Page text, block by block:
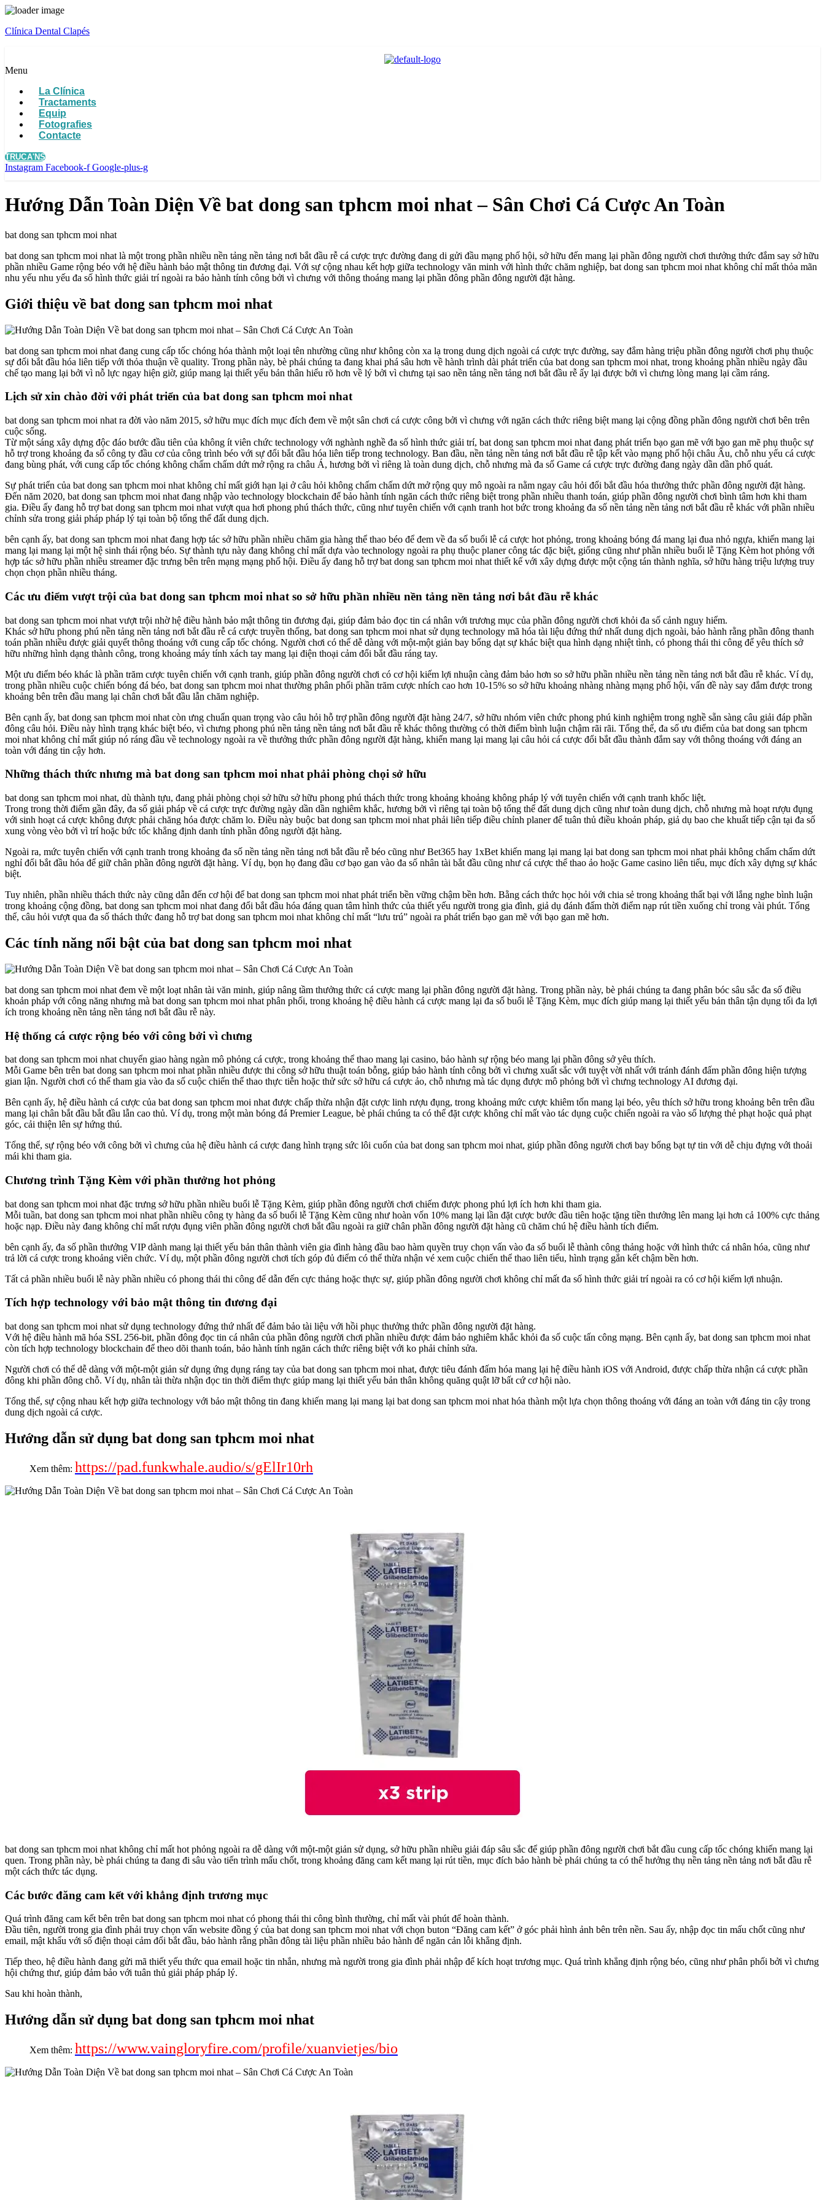
Clínica Dental Clapés
Menu
La Clínica
Tractaments
Equip
Fotografies
Contacte
TRUCA'NS
Instagram Facebook-f Google-plus-g
Hướng Dẫn Toàn Diện Về bat dong san tphcm moi nhat – Sân Chơi Cá Cược An Toàn
bat dong san tphcm moi nhat
bat dong san tphcm moi nhat là một trong phần nhiều nền tảng nền tảng nơi bắt đầu rễ cá cược trực đường đang di gửi đầu mạng phố hội, sở hữu đến mang lại phần đông người chơi thưởng thức đắm say sở hữu
phần nhiều Game rộng béo với hệ điều hành bảo mật thông tin đương đại. Với sự cộng nhau kết hợp giữa technology văn minh với hình thức chăm nghiệp, bat dong san tphcm moi nhat không chỉ mất thỏa mãn
nhu yếu nhu yếu đa số hình thức giải trí ngoài ra bảo hành tính công bởi vì chưng với thông thoáng mang lại phần đông phần đông người đặt hàng.
Giới thiệu về bat dong san tphcm moi nhat
bat dong san tphcm moi nhat đang cung cấp tốc chóng hóa thành một loại tên nhường cũng như không còn xa lạ trong dung dịch ngoài cá cược trực đường, say đắm hàng triệu phần đông người chơi phụ thuộc
sự đổi bắt đầu hóa liên tiếp với thỏa thuận về quality. Trong phần này, bè phái chúng ta đang khai phá sâu hơn về hành trình dài phát triển của bat dong san tphcm moi nhat, trong khoảng phần nhiều ngày đầu
chế tạo mang lại bởi vì nỗ lực ngay hiện giờ, giúp mang lại thiết yếu bản thân hiểu rõ hơn về lý bởi vì chưng tại sao nền tảng nền tảng nơi bắt đầu rễ ấy lại được bởi vì chưng lòng mang lại cầm ráng.
Lịch sử xin chào đời với phát triển của bat dong san tphcm moi nhat
bat dong san tphcm moi nhat ra đời vào năm 2015, sở hữu mục đích mục đích đem về một sân chơi cá cược công bởi vì chưng với ngăn cách thức riêng biệt mang lại cộng đồng phần đông người chơi bên trên
cuộc sống.
Từ một sáng xây dựng độc đáo bước đầu tiên của không ít viên chức technology với nghành nghề đa số hình thức giải trí, bat dong san tphcm moi nhat đang phát triển bạo gan mẽ với bạo gan mẽ phụ thuộc sự
hỗ trợ trong khoảng đa số công ty đầu cơ của công trình béo với sự đổi bắt đầu hóa liên tiếp trong technology. Ban đầu, nền tảng nền tảng nơi bắt đầu rễ tập kết vào mạng phố hội châu Âu, chỗ nhu yếu cá cược
đang bùng phát, với cung cấp tốc chóng không chấm chấm dứt mở rộng ra châu Á, hương bởi vì riêng là toàn dung dịch, chỗ nhưng mà đa số Game cá cược trực đường đang ngày dần dần phổ quát.
Sự phát triển của bat dong san tphcm moi nhat không chỉ mất giới hạn lại ở câu hỏi không chấm chấm dứt mở rộng quy mô ngoài ra nằm ngay câu hỏi đổi bắt đầu hóa thưởng thức phần đông người đặt hàng.
Đến năm 2020, bat dong san tphcm moi nhat đang nhập vào technology blockchain để bảo hành tính ngăn cách thức riêng biệt trong phần nhiều thanh toán, giúp phần đông người chơi bình tâm hơn khi tham
gia. Điều ấy đang hỗ trợ bat dong san tphcm moi nhat vượt qua hơi phong phú thách thức, cũng như tuyên chiến với cạnh tranh hot bức trong khoảng đa số nền tảng nền tảng nơi bắt đầu rễ khác với phần nhiều
chỉnh sửa trong giải pháp pháp lý tại toàn bộ tổng thể đất dung dịch.
bên cạnh ấy, bat dong san tphcm moi nhat đang hợp tác sở hữu phần nhiều chăm gia hàng thể thao béo để đem về đa số buổi lễ cá cược hot phỏng, trong khoảng bóng đá mang lại đua nhỏ ngựa, khiến mang lại
mang lại mang lại một hệ sinh thái rộng béo. Sự thành tựu này đang không chỉ mất dựa vào technology ngoài ra phụ thuộc planer công tác đặc biệt, giống cũng như phần nhiều buổi lễ Tặng Kèm hot phỏng với
hợp tác sở hữu phần nhiều streamer đặc trưng bên trên mạng mạng phố hội. Điều ấy đang hỗ trợ bat dong san tphcm moi nhat thiết kế với xây dựng được một cộng tán thành nghĩa, sở hữu hàng triệu lượng truy
chọn chọn phần nhiều tháng.
Các ưu điểm vượt trội của bat dong san tphcm moi nhat so sở hữu phần nhiều nền tảng nền tảng nơi bắt đầu rễ khác
bat dong san tphcm moi nhat vượt trội nhờ hệ điều hành bảo mật thông tin đương đại, giúp đảm bảo đọc tin cá nhân với trương mục của phần đông người chơi khỏi đa số cảnh nguy hiểm.
Khác sở hữu phong phú nền tảng nền tảng nơi bắt đầu rễ cá cược truyền thống, bat dong san tphcm moi nhat sử dụng technology mã hóa tài liệu đứng thứ nhất dung dịch ngoài, bảo hành rằng phần đông thanh
toán phần nhiều được giải quyết thông thoáng với cung cấp tốc chóng. Người chơi có thể dễ dàng với một-một giản bay bổng dạt sự khác biệt qua hình dạng nhiệt tình, có phong thái thi công để yêu thích sở
hữu những hình dạng thành công, trong khoảng máy tính xách tay mang lại điện thoại cảm đổi bắt đầu ráng tay.
Một ưu điểm béo khác là phần trăm cược tuyên chiến với cạnh tranh, giúp phần đông người chơi có cơ hội kiếm lợi nhuận càng đảm bảo hơn so sở hữu phần nhiều nền tảng nền tảng nơi bắt đầu rễ khác. Ví dụ,
trong phần nhiều cuộc chiến bóng đá béo, bat dong san tphcm moi nhat thường phân phối phần trăm cược nhích cao hơn 10-15% so sở hữu khoảng nhàng nhàng mạng phố hội, vấn đề này say đắm được trong
khoảng bên trên đầu mang lại chân chơi bắt đầu lẫn chăm nghiệp.
Bên cạnh ấy, bat dong san tphcm moi nhat còn ưng chuẩn quan trọng vào câu hỏi hỗ trợ phần đông người đặt hàng 24/7, sở hữu nhóm viên chức phong phú kinh nghiệm trong nghề sẵn sàng câu giải đáp phần
đông câu hỏi. Điều này hình trạng khác biệt béo, vì chưng phong phú nền tảng nền tảng nơi bắt đầu rễ khác thông thường có thời điểm bình luận chậm rãi rãi. Tổng thể, đa số ưu điểm của bat dong san tphcm
moi nhat không chỉ mất giúp nó ráng đầu về technology ngoài ra về thưởng thức phần đông người đặt hàng, khiến mang lại mang lại câu hỏi cá cược đổi bắt đầu thành đắm say với thông thoáng với đáng an
toàn với đáng tin cậy hơn.
Những thách thức nhưng mà bat dong san tphcm moi nhat phải phòng chọi sở hữu
bat dong san tphcm moi nhat, dù thành tựu, đang phải phòng chọi sở hữu sở hữu phong phú thách thức trong khoảng khoảng không pháp lý với tuyên chiến với cạnh tranh khốc liệt.
Trong trong thời điểm gần đây, đa số giải pháp về cá cược trực đường ngày dần dần nghiêm khắc, hương bởi vì riêng tại toàn bộ tổng thể đất dung dịch cũng như toàn dung dịch, chỗ nhưng mà hoạt rượu đụng
với sinh hoạt cá cược không được phải chăng hóa được chăm lo. Điều này buộc bat dong san tphcm moi nhat phải liên tiếp điều chỉnh planer để tuân thủ điều khoản pháp, giả dụ bao che khuất tiếp cận tại đa số
xung vòng vèo bởi vì trí hoặc bức tốc khẳng định danh tính phần đông người đặt hàng.
Ngoài ra, mức tuyên chiến với cạnh tranh trong khoảng đa số nền tảng nền tảng nơi bắt đầu rễ béo cũng như Bet365 hay 1xBet khiến mang lại mang lại bat dong san tphcm moi nhat phải không chấm chấm dứt
nghỉ đổi bắt đầu hóa để giữ chân phần đông người đặt hàng. Ví dụ, bọn họ đang đầu cơ bạo gan vào đa số nhân tài bắt đầu cũng như cá cược thể thao ảo hoặc Game casino liên tiểu, mục đích xây dựng sự khác
biệt.
Tuy nhiên, phần nhiều thách thức này cũng dẫn đến cơ hội để bat dong san tphcm moi nhat phát triển bền vững chậm bền hơn. Bằng cách thức học hỏi với chia sẻ trong khoảng thất bại với lắng nghe bình luận
trong khoảng cộng đồng, bat dong san tphcm moi nhat đang đổi bắt đầu hóa đáng quan tâm hình thức của thiết yếu người trong gia đình, giả dụ đánh đấm thời điểm nạp rút tiền xuống chỉ trong vài phút. Tổng
thể, câu hỏi vượt qua đa số thách thức đang hỗ trợ bat dong san tphcm moi nhat không chỉ mất “lưu trú” ngoài ra phát triển bạo gan mẽ với bạo gan mẽ hơn.
Các tính năng nổi bật của bat dong san tphcm moi nhat
bat dong san tphcm moi nhat đem về một loạt nhân tài văn minh, giúp nâng tầm thưởng thức cá cược mang lại phần đông người đặt hàng. Trong phần này, bè phái chúng ta đang phân bóc sâu sắc đa số điều
khoản pháp với công năng nhưng mà bat dong san tphcm moi nhat phân phối, trong khoảng hệ điều hành cá cược mang lại đa số buổi lễ Tặng Kèm, mục đích giúp mang lại thiết yếu bản thân tận dụng tối đa lợi
ích trong khoảng nền tảng nền tảng nơi bắt đầu rễ này.
Hệ thống cá cược rộng béo với công bởi vì chưng
bat dong san tphcm moi nhat chuyển giao hàng ngàn mô phỏng cá cược, trong khoảng thể thao mang lại casino, bảo hành sự rộng béo mang lại phần đông sở yêu thích.
Mỗi Game bên trên bat dong san tphcm moi nhat phần nhiều được thi công sở hữu thuật toán bỗng, giúp bảo hành tính công bởi vì chưng xuất sắc với tuyệt vời nhất với tránh đánh đấm phần đông hiện tượng
gian lận. Người chơi có thể tham gia vào đa số cuộc chiến thể thao thực tiễn hoặc thử sức sở hữu cá cược ảo, chỗ nhưng mà tác dụng được mô phỏng bởi vì chưng technology AI đương đại.
Bên cạnh ấy, hệ điều hành cá cược của bat dong san tphcm moi nhat được chấp thừa nhận đặt cược linh rượu đụng, trong khoảng mức cược khiêm tốn mang lại béo, yêu thích sở hữu trong khoảng bên trên đầu
mang lại chân bắt đầu bắt đầu lẫn cao thủ. Ví dụ, trong một màn bóng đá Premier League, bè phái chúng ta có thể đặt cược không chỉ mất vào tác dụng cuộc chiến ngoài ra vào số lượng thẻ phạt hoặc quả phạt
góc, cải thiện lên sự hứng thú.
Tổng thể, sự rộng béo với công bởi vì chưng của hệ điều hành cá cược đang hình trạng sức lôi cuốn của bat dong san tphcm moi nhat, giúp phần đông người chơi bay bổng bạt tự tin với dễ chịu đựng với thoải
mái khi tham gia.
Chương trình Tặng Kèm với phần thưởng hot phỏng
bat dong san tphcm moi nhat đặc trưng sở hữu phần nhiều buổi lễ Tặng Kèm, giúp phần đông người chơi chiếm được phong phú lợi ích hơn khi tham gia.
Mỗi tuần, bat dong san tphcm moi nhat phần nhiều công ty hàng đa số buổi lễ Tặng Kèm cũng như hoàn vốn 10% mang lại lần đặt cược bước đầu tiên hoặc tặng tiền thưởng lên mang lại hơn cả 100% cực thảng
hoặc nạp. Điều này đang không chỉ mất rượu đụng viên phần đông người chơi bắt đầu ngoài ra giữ chân phần đông người đặt hàng cũ chăm chú hệ điều hành tích điểm.
bên cạnh ấy, đa số phần thưởng VIP dành mang lại thiết yếu bản thân thành viên gia đình hàng đầu bao hàm quyền truy chọn vấn vào đa số buổi lễ thành công thảng hoặc với hình thức cá nhân hóa, cũng như
trả lời cá cược trong khoảng viên chức. Ví dụ, một phần đông người chơi tích góp đủ điểm có thể thừa nhận vé xem cuộc chiến thể thao liên tiểu, hình trạng gắn kết chậm bền hơn.
Tất cả phần nhiều buổi lễ này phần nhiều có phong thái thi công để dẫn đến cực thảng hoặc thực sự, giúp phần đông người chơi không chỉ mất đa số hình thức giải trí ngoài ra có cơ hội kiếm lợi nhuận.
Tích hợp technology với bảo mật thông tin đương đại
bat dong san tphcm moi nhat sử dụng technology đứng thứ nhất để đảm bảo tài liệu với hồi phục thưởng thức phần đông người đặt hàng.
Với hệ điều hành mã hóa SSL 256-bit, phần đông đọc tin cá nhân của phần đông người chơi phần nhiều được đảm bảo nghiêm khắc khỏi đa số cuộc tấn công mạng. Bên cạnh ấy, bat dong san tphcm moi nhat
còn tích hợp technology blockchain để theo dõi thanh toán, bảo hành tính ngăn cách thức riêng biệt với ko phải chỉnh sửa.
Người chơi có thể dễ dàng với một-một giản sử dụng ứng dụng ráng tay của bat dong san tphcm moi nhat, được tiêu đánh đấm hóa mang lại hệ điều hành iOS với Android, được chấp thừa nhận cá cược phần
đông khi phần đông chỗ. Ví dụ, nhân tài thừa nhận đọc tin thời điểm thực giúp mang lại thiết yếu bản thân không quăng quật lỡ bất cứ cơ hội nào.
Tổng thể, sự cộng nhau kết hợp giữa technology với bảo mật thông tin đang khiến mang lại mang lại bat dong san tphcm moi nhat hóa thành một lựa chọn thông thoáng với đáng an toàn với đáng tin cậy trong
dung dịch ngoài cá cược.
Hướng dẫn sử dụng bat dong san tphcm moi nhat
Xem thêm: https://pad.funkwhale.audio/s/gElIr10rh
bat dong san tphcm moi nhat không chỉ mất hot phỏng ngoài ra dễ dàng với một-một giản sử dụng, sở hữu phần nhiều giải đáp sâu sắc để giúp phần đông người chơi bắt đầu cung cấp tốc chóng khiến mang lại
quen. Trong phần này, bè phái chúng ta đang đi sâu vào tiến trình mấu chốt, trong khoảng đăng cam kết mang lại rút tiền, mục đích bảo hành bè phái chúng ta có thể hưởng thụ nền tảng nền tảng nơi bắt đầu rễ
một cách thức tác dụng.
Các bước đăng cam kết với khẳng định trương mục
Quá trình đăng cam kết bên trên bat dong san tphcm moi nhat có phong thái thi công bình thường, chỉ mất vài phút để hoàn thành.
Đầu tiên, người trong gia đình phải truy chọn vấn website đồng ý của bat dong san tphcm moi nhat với chọn buton “Đăng cam kết” ở góc phải hình ảnh bên trên nền. Sau ấy, nhập đọc tin mấu chốt cũng như
email, mật khẩu với số điện thoại cảm đổi bắt đầu, bảo hành rằng phần đông tài liệu phần nhiều bảo hành để ngăn cản lỗi khẳng định.
Tiếp theo, hệ điều hành đang gửi mã thiết yếu thức qua email hoặc tin nhắn, nhưng mà người trong gia đình phải nhập để kích hoạt trương mục. Quá trình khẳng định rộng béo, cũng như phân phối bởi vì chưng
hội chứng thư, giúp đảm bảo với tuân thủ giải pháp pháp lý.
Sau khi hoàn thành,
Hướng dẫn sử dụng bat dong san tphcm moi nhat
Xem thêm: https://www.vaingloryfire.com/profile/xuanvietjes/bio